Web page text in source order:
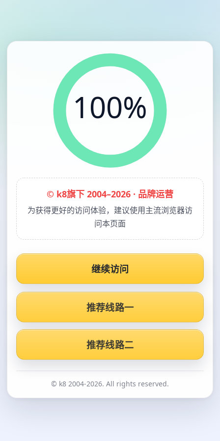
100%
© k8旗下 2004–2026 · 品牌运营
为获得更好的访问体验，建议使用主流浏览器访
问本页面
继续访问
推荐线路一
推荐线路二
© k8 2004-2026. All rights reserved.